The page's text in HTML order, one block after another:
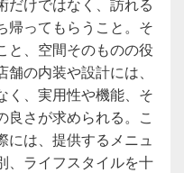
帰ってもらうこと。そ
と、空間そのものの役
の内装や設計には、
く、実用性や機能、そ
良さが求められる。こ
には、提供するメニュ
、ライフスタイルを十